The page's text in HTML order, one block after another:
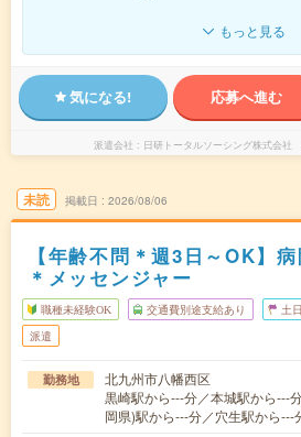
もっと見る
気になる! 応募へ進む
派遣会社 日研トータルソーシング株式会社
未読 掲載日 2026/08/06
【年齢不問＊週3日～OK】
＊メッセンジャー
職種未経験OK 交通費別途支給あり 土
派遣
勤務地
北九州市八幡西区
黒崎駅から---分／本城駅から---
岡県)駅から---分／穴生駅から---